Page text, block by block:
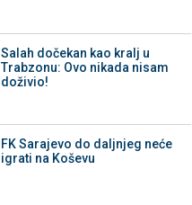
Salah dočekan kao kralj u
Trabzonu: Ovo nikada nisam
doživio!
FK Sarajevo do daljnjeg neće
igrati na Koševu